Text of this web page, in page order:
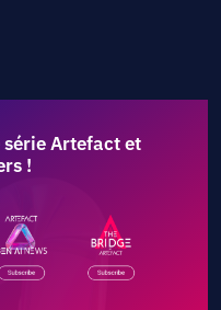
Artefact et
!